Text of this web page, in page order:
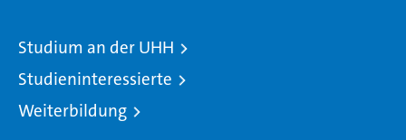
Studium an der UHH
Studieninteressierte
Weiterbildung